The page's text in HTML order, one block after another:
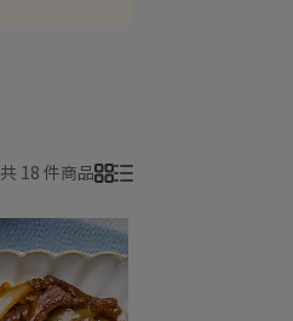
共 18 件商品